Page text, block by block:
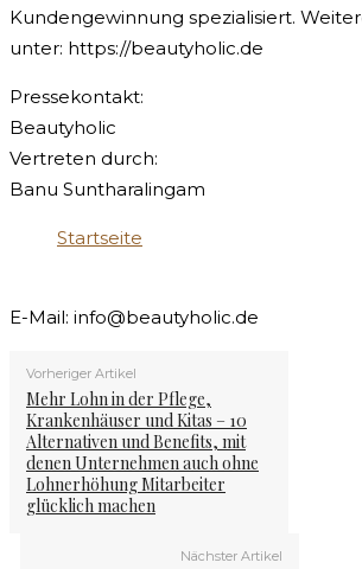
Kundengewinnung spezialisiert.
unter: https://beautyholic.de
Pressekontakt:
Beautyholic
Vertreten durch:
Banu Suntharalingam
Startseite
E-Mail: info@beautyholic.de
Vorheriger Artikel
Mehr Lohn in der Pflege,
Krankenhäuser und Kitas – 10
Alternativen und Benefits, mit
denen Unternehmen auch ohne
Lohnerhöhung Mitarbeiter
glücklich machen
Nächster Artikel